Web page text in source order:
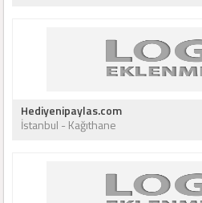
Hediyenipaylas.com
İstanbul - Kağıthane